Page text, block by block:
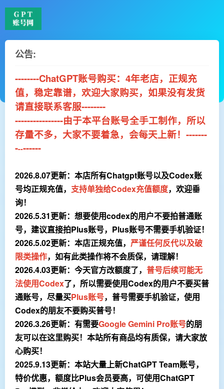
公告:
--------ChatGPT账号购买：4年老店，正规充
值，稳定靠谱，欢迎大家购买，如果没有发货
请直接联系客服--------
----------------由于本平台账号全手工制作，所以
存量不多，大家不要着急，会每天上新！ -------
---------
2026.8.07更新：本店所有Chatgpt账号以及Codex账
号均正规充值， 支持单独给Codex充值额度，欢迎垂
询！
2026.5.31更新：想要使用codex的用户不要拍普通账
号，建议直接拍Plus账号，Plus账号不需要手机验证！
2026.5.02更新： 本店正规充值， 严谨任何反代以及破
限类操作，如有此类操作将不会质保，请理解！
2026.4.03更新：今天官方改额度了， 普号后续可能无
法使用Codex了，所以需要使用Codex的用户不要买普
通账号，尽量买Plus账号，普号需要手机验证，使用
Codex的朋友不要购买普号！
2026.3.26更新： 有需要Google Gemini Pro账号的朋
友可以在这里购买！本站所有商品均有质保，请大家放
心购买！
2025.9.13更新：本站大量上新ChatGPT Team账号，
特价优惠，额度比Plus会员要高，可使用ChatGPT